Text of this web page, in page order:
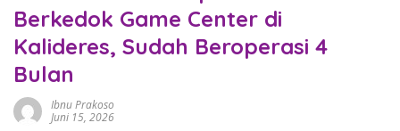
w
s
–
K
a
Berkedok Game Center di
Kalideres, Sudah Beroperasi 4
Bulan
Ibnu Prakoso
Juni 15, 2026